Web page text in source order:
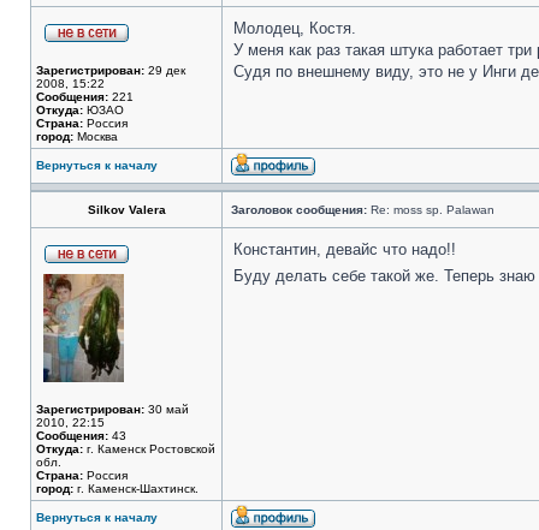
Зарегистрирован: 29 дек
2008, 15:22
Сообщения: 221
Откуда: ЮЗАО
Страна: Россия
город: Москва
Молодец, Костя.
У меня как раз такая штука работает
Судя по внешнему виду, это не у Инги
Вернуться к началу
Silkov Valera Заголовок сообщения: Re: moss sp. Palawan
Зарегистрирован: 30 май
2010, 22:15
Сообщения: 43
Откуда: г. Каменск Ростовской
обл.
Страна: Россия
город: г. Каменск-Шахтинск.
Константин, девайс что надо!!
Буду делать себе такой же. Теперь
Вернуться к началу